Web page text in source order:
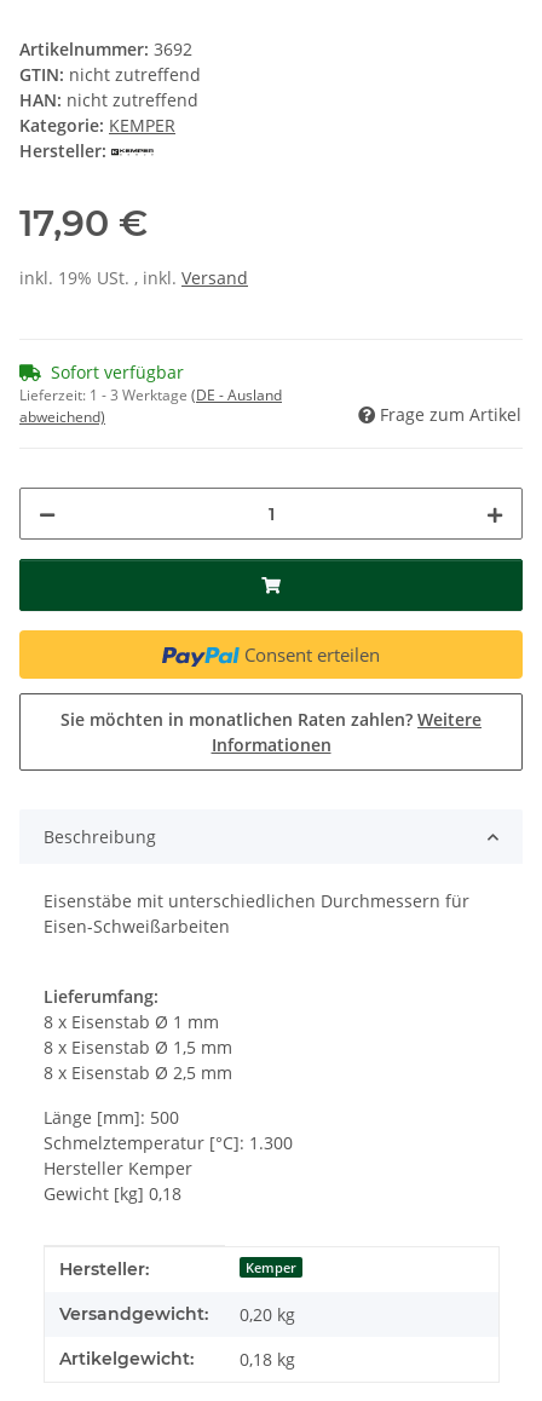
Artikelnummer: 3692
GTIN: nicht zutreffend
HAN: nicht zutreffend
Kategorie: KEMPER
Hersteller:
17,90 €
inkl. 19% USt. , inkl. Versand
Sofort verfügbar
Lieferzeit: 1 - 3 Werktage (DE - Ausland
abweichend)
Frage zum Artikel
Consent erteilen
Sie möchten in monatlichen Raten zahlen? Weitere
Informationen
Beschreibung
Eisenstäbe mit unterschiedlichen Durchmessern für
Eisen-Schweißarbeiten
Lieferumfang:
8 x Eisenstab Ø 1 mm
8 x Eisenstab Ø 1,5 mm
8 x Eisenstab Ø 2,5 mm
Länge [mm]: 500
Schmelztemperatur [°C]: 1.300
Hersteller Kemper
Gewicht [kg] 0,18
Produkteigenschaft
Wert
Hersteller: Kemper
Versandgewicht: 0,20 kg
Artikelgewicht: 0,18 kg